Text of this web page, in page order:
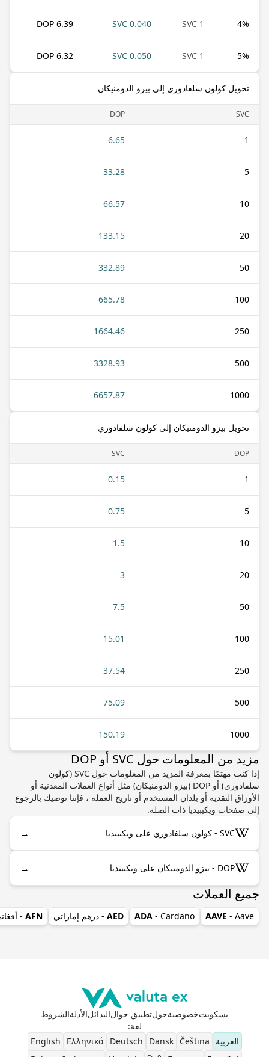
4%
1 SVC
0.040 SVC
6.39 DOP
5%
1 SVC
0.050 SVC
6.32 DOP
تحويل كولون سلفادوري إلى بيزو الدومنيكان
SVC
DOP
1
6.65
5
33.28
10
66.57
20
133.15
50
332.89
100
665.78
250
1664.46
500
3328.93
1000
6657.87
تحويل بيزو الدومنيكان إلى كولون سلفادوري
DOP
SVC
1
0.15
5
0.75
10
1.5
20
3
50
7.5
100
15.01
250
37.54
500
75.09
1000
150.19
مزيد من المعلومات حول SVC أو DOP
إذا كنت مهتمًا بمعرفة المزيد من المعلومات حول SVC (كولون
سلفادوري) أو DOP (بيزو الدومنيكان) مثل أنواع العملات المعدنية أو
الأوراق النقدية أو بلدان المستخدم أو تاريخ العملة ، فإننا نوصيك بالرجوع
إلى صفحات ويكيبيديا ذات الصلة.
SVC - كولون سلفادوري على ويكيبيديا →
DOP - بيزو الدومنيكان على ويكيبيديا →
جميع العملات
AAVE - Aave
ADA - Cardano
AED - درهم إماراتي AFN
-
بسكويتخصوصيةحولتطبيق جوالالبدائلالأدلةالشروط
لغة:
العربية
Čeština
Dansk
Deutsch
Ελληνικά
English